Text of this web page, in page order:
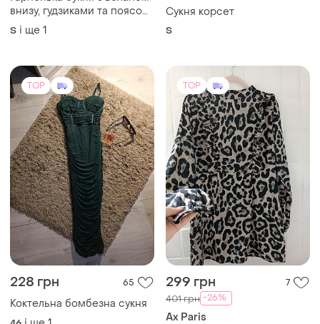
внизу, гудзиками та поясом/
плаття/сарафан
S і ще 1
Сукня корсет
S
TOP
228 грн 65
Коктельна бомбезна сукня
TOP
299 грн 7
401 грн -26%
Ax Paris